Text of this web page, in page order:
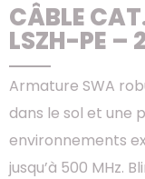
CÂBLE
LSZH-PE –
Armature SWA
dans le sol et une
environnements
jusqu’à 500 MHz.